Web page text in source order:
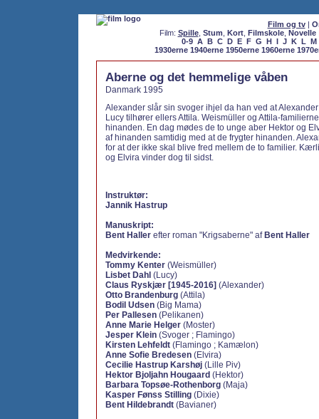
Film og tv|
Film: Spille, Stum Kort, Filmskole, Novelle
0-9 A B C D E F G H I J K L M
1930erne 1940erne 1950erne 1960erne
Aberne og det hemmelige våben
Danmark 1995
Alexander slår sin svoger ihjel da han ved at
Lucy tilhører ellers Attila. Weismüller og Attila-
hinanden. En dag mødes de to unge aber Hektor og
af hinanden samtidig med at de frygter hinanden.
for at der ikke skal blive fred mellem de to familier.
og Elvira vinder dog til sidst.
Instruktør:
Jannik Hastrup
Manuskript:
Bent Haller efter roman "Krigsaberne" af Bent Haller
Medvirkende:
Tommy Kenter (Weismüller)
Lisbet Dahl (Lucy)
Claus Ryskjær [1945-2016] (Alexander)
Otto Brandenburg (Attila)
Bodil Udsen (Big Mama)
Per Pallesen (Pelikanen)
Anne Marie Helger (Moster)
Jesper Klein (Svoger ; Flamingo)
Kirsten Lehfeldt (Flamingo ; Kamælon)
Anne Sofie Bredesen (Elvira)
Cecilie Hastrup Karshøj (Lille Piv)
Hektor Bjoljahn Hougaard (Hektor)
Barbara Topsøe-Rothenborg (Maja)
Kasper Fønss Stilling (Dixie)
Bent Hildebrandt (Bavianer)